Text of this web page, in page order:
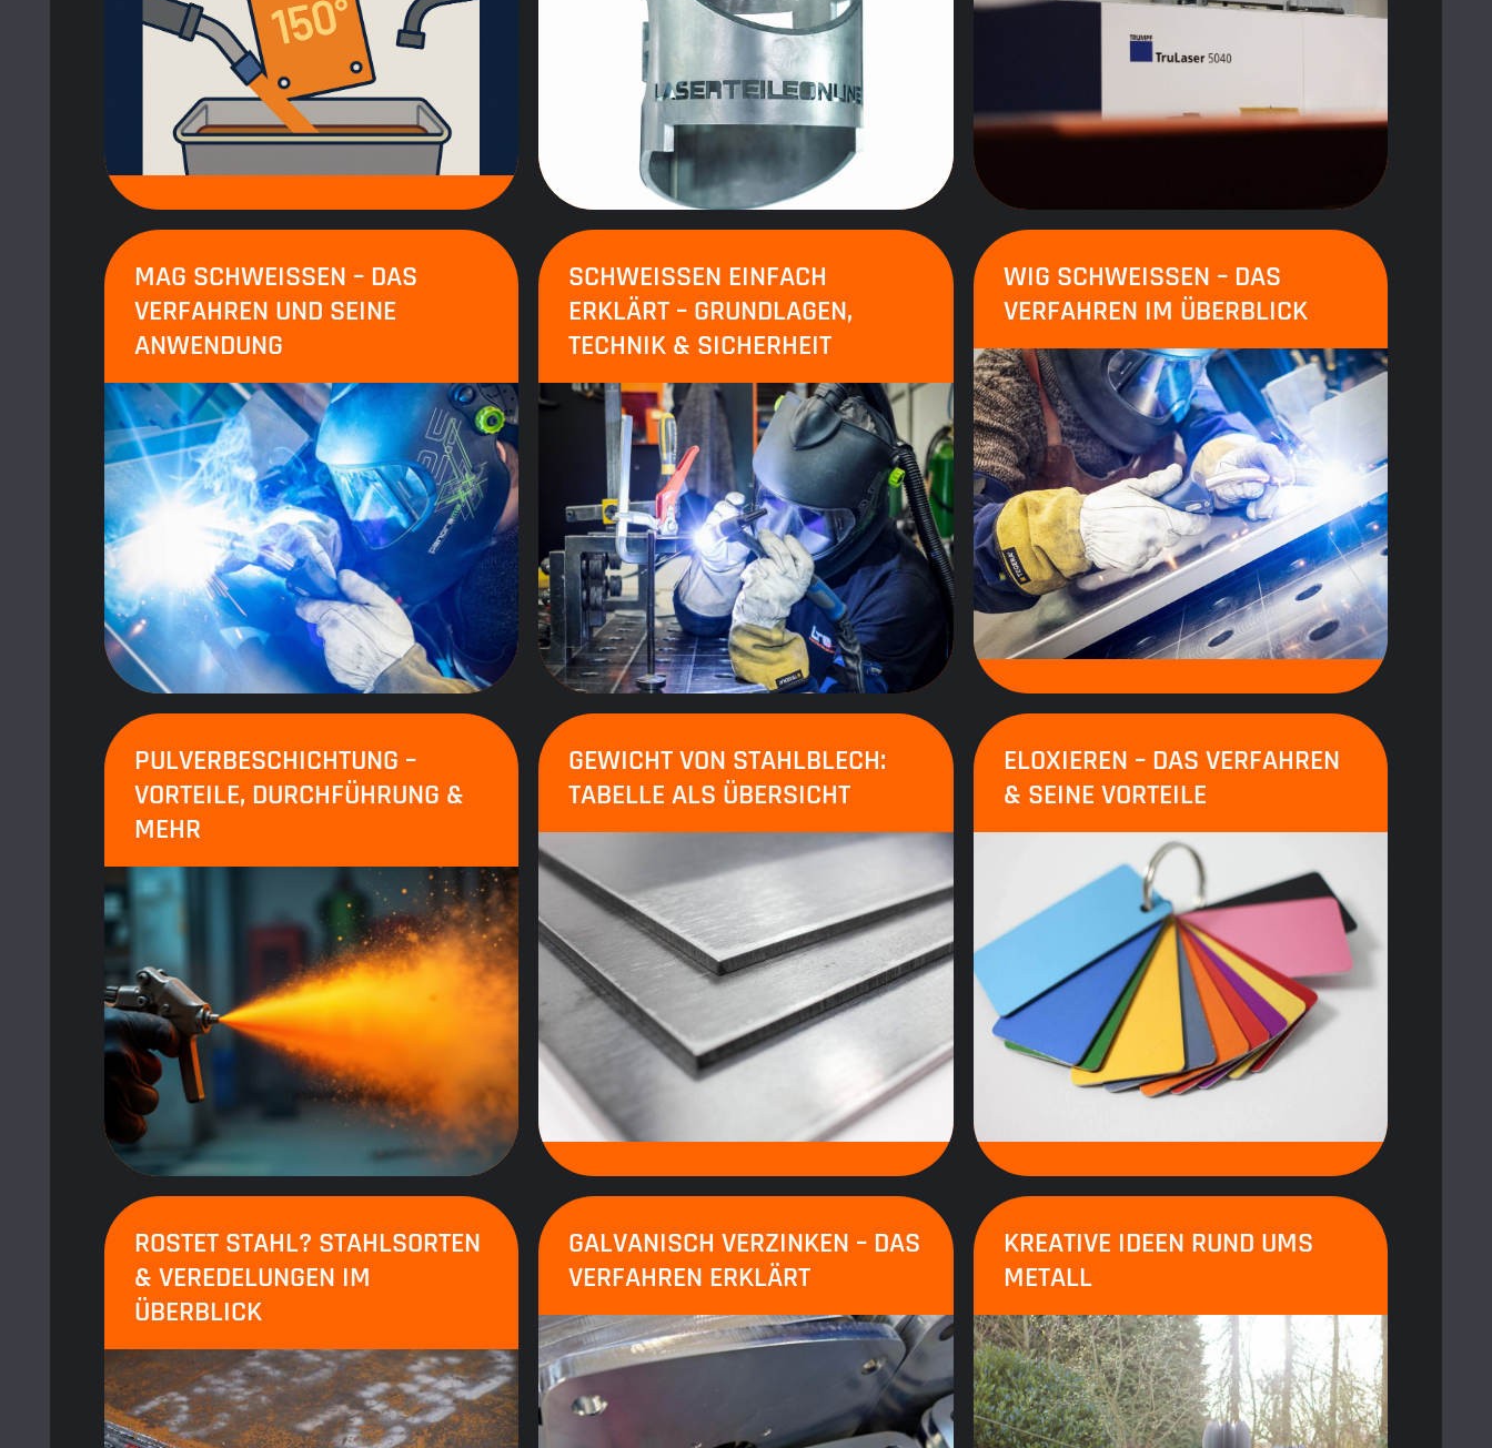
MAG SCHWEISSEN – DAS V
ERFAHREN UND SEINE A
NWENDUNG
SCHWEISSEN EINFACH E
RKLÄRT – GRUNDLAGEN, T
ECHNIK & SICHERHEIT
WIG SCHWEISSEN – DAS V
ERFAHREN IM ÜBERBLICK
PULVERBESCHICHTUNG –
VORTEILE, DURCHFÜHRUNG &
MEHR
GEWICHT VON STAHLBLECH:
TABELLE ALS ÜBERSICHT
ELOXIEREN – DAS VERFAHREN
& SEINE VORTEILE
ROSTET STAHL? STAHLSORTEN
& VEREDELUNGEN IM
ÜBERBLICK
GALVANISCH VERZINKEN – DAS
VERFAHREN ERKLÄRT
KREATIVE IDEEN RUND UMS
METALL